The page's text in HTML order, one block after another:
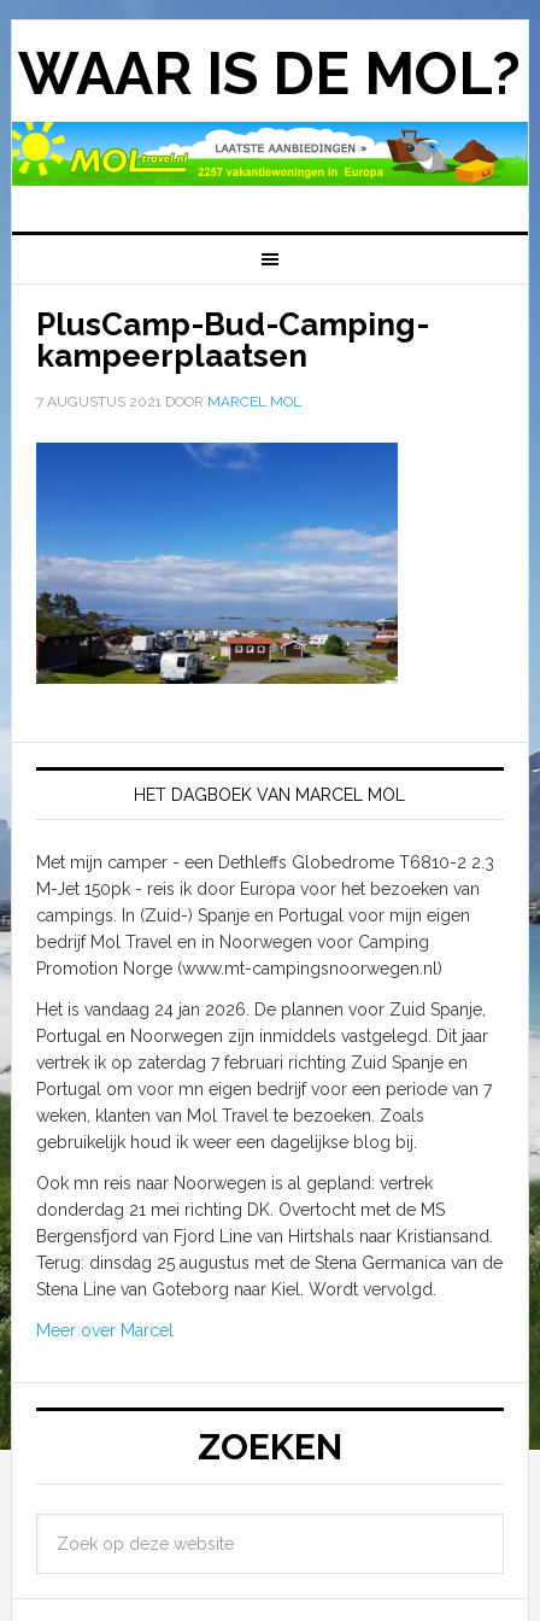
WAAR IS DE MOL?
PlusCamp-Bud-Camping-
kampeerplaatsen
7 AUGUSTUS 2021DOOR MARCEL MOL
HET DAGBOEK VAN MARCEL MOL
Met mijn camper - een Dethleffs Globedrome T6810-2 2.3
M-Jet 150pk - reis ik door Europa voor het bezoeken van
campings. In (Zuid-) Spanje en Portugal voor mijn eigen
bedrijf Mol Travel en in Noorwegen voor Camping
Promotion Norge (www.mt-campingsnoorwegen.nl)
Het is vandaag 24 jan 2026. De plannen voor Zuid Spanje,
Portugal en Noorwegen zijn inmiddels vastgelegd. Dit jaar
vertrek ik op zaterdag 7 februari richting Zuid Spanje en
Portugal om voor mn eigen bedrijf voor een periode van 7
weken, klanten van Mol Travel te bezoeken. Zoals
gebruikelijk houd ik weer een dagelijkse blog bij.
Ook mn reis naar Noorwegen is al gepland: vertrek
donderdag 21 mei richting DK. Overtocht met de MS
Bergensfjord van Fjord Line van Hirtshals naar Kristiansand.
Terug: dinsdag 25 augustus met de Stena Germanica van de
Stena Line van Goteborg naar Kiel. Wordt vervolgd.
Meer over Marcel
ZOEKEN